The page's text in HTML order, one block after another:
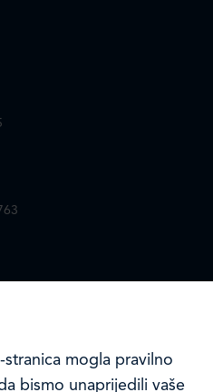
stranica mogla pravilno
bismo unaprijedili vaše